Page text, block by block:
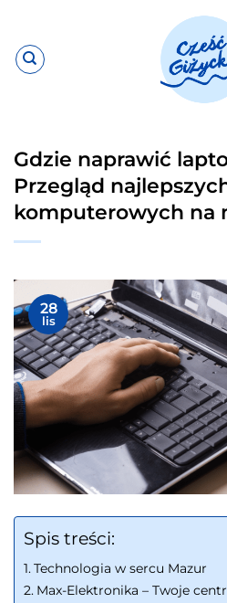
zawartości
Gdzie naprawić
Przegląd
komputerowych na
28
lis
Spis treści:
Technologia w sercu Mazur
Max-Elektronika – Twoje